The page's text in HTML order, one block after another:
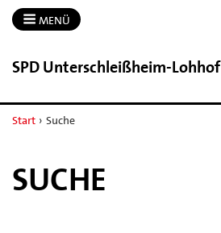
MENÜ
SPD Unterschleißheim-​Lohhof
Start › Suche
SUCHE